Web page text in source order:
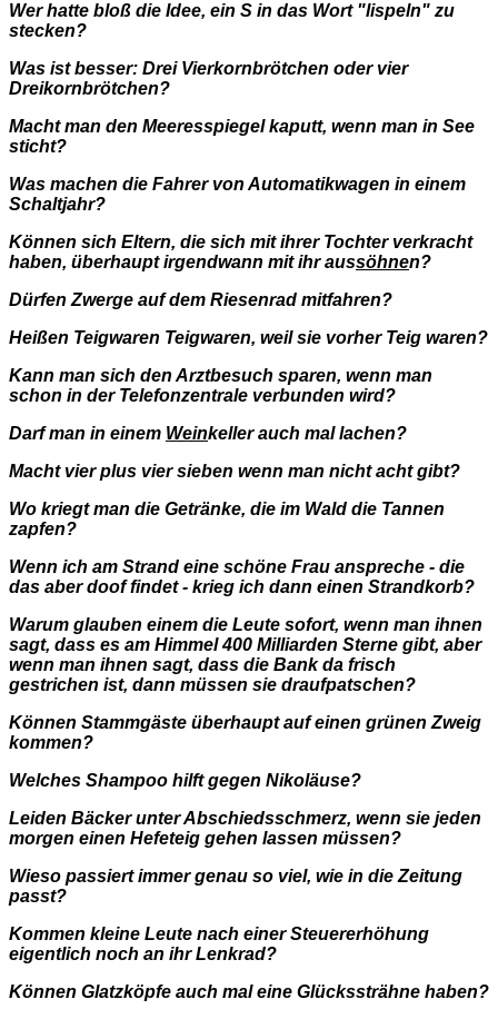
Wer hatte bloß die Idee, ein S in das Wort "lispeln" zu
stecken?
Was ist besser: Drei Vierkornbrötchen oder vier
Dreikornbrötchen?
Macht man den Meeresspiegel kaputt, wenn man in See
sticht?
Was machen die Fahrer von Automatikwagen in einem
Schaltjahr?
Können sich Eltern, die sich mit ihrer Tochter verkracht
haben, überhaupt irgendwann mit ihr aussöhnen?
Dürfen Zwerge auf dem Riesenrad mitfahren?
Heißen Teigwaren Teigwaren, weil sie vorher Teig waren?
Kann man sich den Arztbesuch sparen, wenn man
schon in der Telefonzentrale verbunden wird?
Darf man in einem Weinkeller auch mal lachen?
Macht vier plus vier sieben wenn man nicht acht gibt?
Wo kriegt man die Getränke, die im Wald die Tannen
zapfen?
Wenn ich am Strand eine schöne Frau anspreche - die
das aber doof findet - krieg ich dann einen Strandkorb?
Warum glauben einem die Leute sofort, wenn man ihnen
sagt, dass es am Himmel 400 Milliarden Sterne gibt, aber
wenn man ihnen sagt, dass die Bank da frisch
gestrichen ist, dann müssen sie draufpatschen?
Können Stammgäste überhaupt auf einen grünen Zweig
kommen?
Welches Shampoo hilft gegen Nikoläuse?
Leiden Bäcker unter Abschiedsschmerz, wenn sie jeden
morgen einen Hefeteig gehen lassen müssen?
Wieso passiert immer genau so viel, wie in die Zeitung
passt?
Kommen kleine Leute nach einer Steuererhöhung
eigentlich noch an ihr Lenkrad?
Können Glatzköpfe auch mal eine Glückssträhne haben?